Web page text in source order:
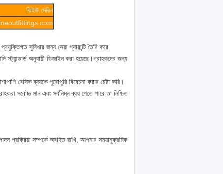
ঝিইউ মেরিন
সুবিধার জন্য সেরা গ্যারান্টি তৈরি করে
অনুযায়ী ডিজাইন করা হয়েছে।গ্রাহকদের জন্য
বেসিক ব্যয়কে পুরোপুরি বিবেচনা করার চেষ্টা করি।
সর্বোচ্চ মান এবং সর্বনিম্ন ব্যয় পেতে পারে তা নিশ্চিত
প্রক্রিয়া সম্পর্কে অবহিত রাখি, আপনার সময়ানুক্রমিক